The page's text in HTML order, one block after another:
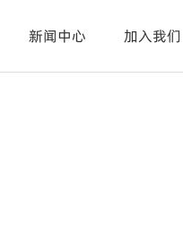
新闻中心 加入我们